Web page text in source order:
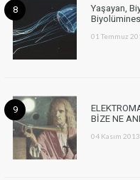
Yaşayan,
01 Temmuz
BİZE NE
04 Kasım 2013